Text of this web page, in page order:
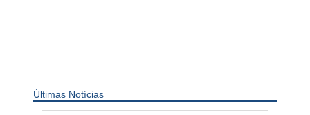
Últimas Notícias